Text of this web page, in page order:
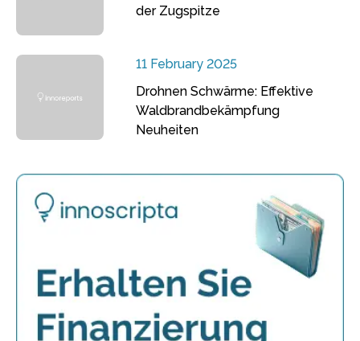
der Zugspitze
11 February 2025
Drohnen Schwärme: Effektive
Waldbrandbekämpfung
Neuheiten